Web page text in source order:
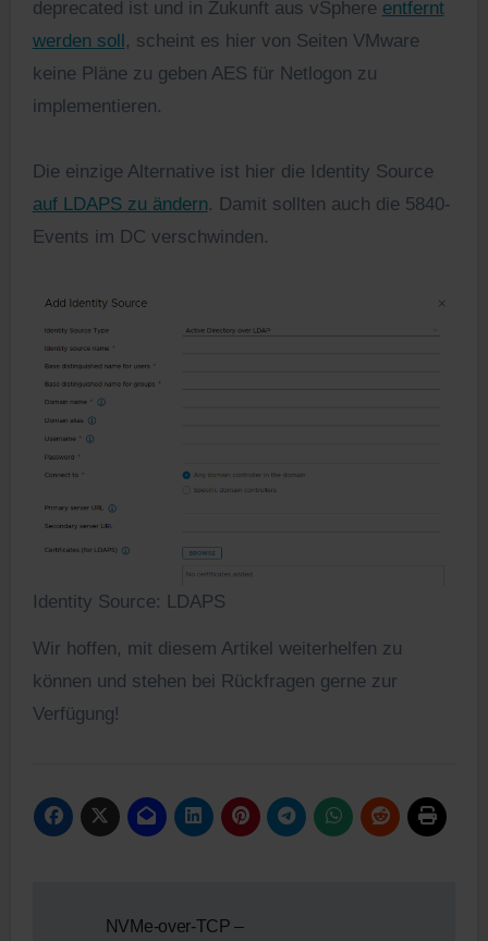
deprecated ist und in Zukunft aus vSphere entfernt
werden soll , scheint es hier von Seiten VMware
keine Pläne zu geben AES für Netlogon zu
implementieren.
Die einzige Alternative ist hier die Identity Source
auf LDAPS zu ändern. Damit sollten auch die 5840-
Events im DC verschwinden.
Identity Source: LDAPS
Wir hoffen, mit diesem Artikel weiterhelfen zu
können und stehen bei Rückfragen gerne zur
Verfügung!
NVMe-over-TCP –